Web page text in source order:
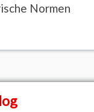
Normen